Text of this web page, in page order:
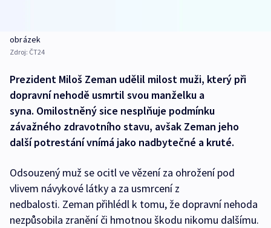
obrázek
Zdroj: ČT24
Prezident Miloš Zeman udělil milost muži, který při
dopravní nehodě usmrtil svou manželku a
syna. Omilostněný sice nesplňuje podmínku
závažného zdravotního stavu, avšak Zeman jeho
další potrestání vnímá jako nadbytečné a kruté.
Odsouzený muž se ocitl ve vězení za ohrožení pod
vlivem návykové látky a za usmrcení z
nedbalosti. Zeman přihlédl k tomu, že dopravní nehoda
nezpůsobila zranění či hmotnou škodu nikomu dalšímu.